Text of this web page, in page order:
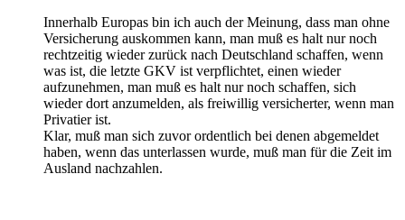
Innerhalb Europas bin ich auch der Meinung, dass man ohne
Versicherung auskommen kann, man muß es halt nur noch
rechtzeitig wieder zurück nach Deutschland schaffen, wenn
was ist, die letzte GKV ist verpflichtet, einen wieder
aufzunehmen, man muß es halt nur noch schaffen, sich
wieder dort anzumelden, als freiwillig versicherter, wenn man
Privatier ist.
Klar, muß man sich zuvor ordentlich bei denen abgemeldet
haben, wenn das unterlassen wurde, muß man für die Zeit im
Ausland nachzahlen.